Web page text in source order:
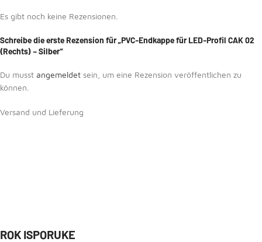
Es gibt noch keine Rezensionen.
Schreibe die erste Rezension für „PVC-Endkappe für LED-Profil CAK 02
(Rechts) – Silber“
Du musst angemeldet sein, um eine Rezension veröffentlichen zu
können.
Versand und Lieferung
ROK ISPORUKE